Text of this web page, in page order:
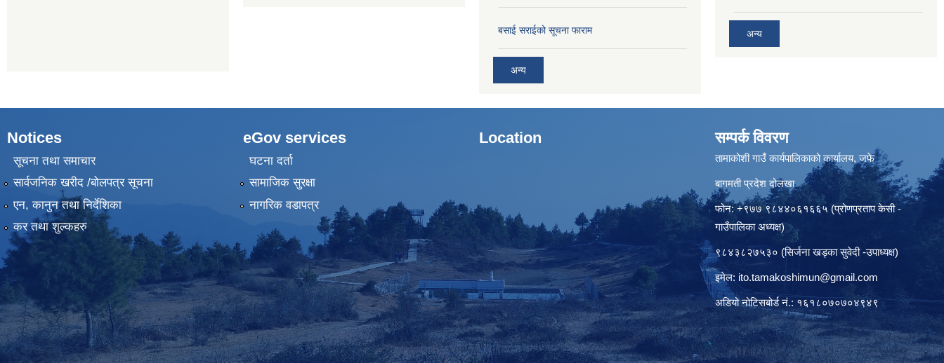
बसाई सराईको सूचना फाराम
अन्य
अन्य
Notices
सूचना तथा समाचार
सार्वजनिक खरीद /बोलपत्र सूचना
एन, कानुन तथा निर्देशिका
कर तथा शुल्कहरु
eGov services
घटना दर्ता
सामाजिक सुरक्षा
नागरिक वडापत्र
Location सम्पर्क विवरण
तामाकोशी गाउँ कार्यपालिकाको कार्यालय, जफे
बागमती प्रदेश दोलखा
फोन: +९७७ ९८४४०६१६६५ (प्रोणप्रताप केसी -
गाउँपालिका अध्यक्ष)
९८४३८२७५३० (सिर्जना खड्का सुवेदी -उपाध्यक्ष)
इमेल: ito.tamakoshimun@gmail.com
अडियो नोटिसबोर्ड नं.: १६१८०७०७०४९४९